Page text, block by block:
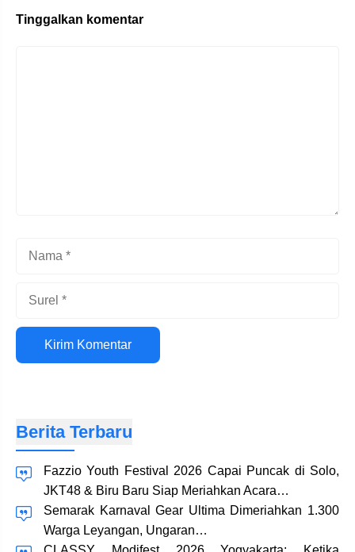
Tinggalkan komentar
Situs
web
Berita Terbaru
Fazzio Youth Festival 2026 Capai Puncak di Solo,
JKT48 & Biru Baru Siap Meriahkan Acara…
Semarak Karnaval Gear Ultima Dimeriahkan 1.300
Warga Leyangan, Ungaran…